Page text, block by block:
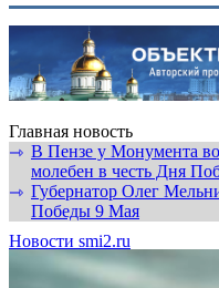
Главная новость
⇾ В Пензе у Монумента
молебен в честь Дня
⇾ Губернатор Олег
Победы 9 Мая
Новости smi2.ru